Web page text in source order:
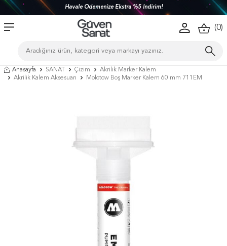
Havale Ödemenize Ekstra %5 İndirim!
(0)
Anasayfa SANAT Çizim
Akrilik Marker Kalem
Akrilik Kalem Aksesuarı
Molotow Boş Marker Kalem 60 mm 711EM